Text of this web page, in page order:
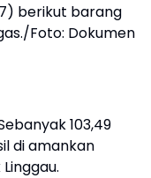
berikut barang
Foto: Dokumen
103,49
di amankan